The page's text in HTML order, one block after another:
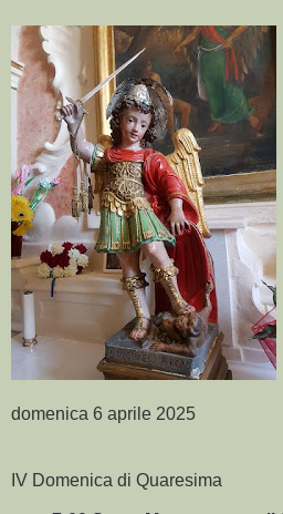
domenica 6 aprile 2025
IV Domenica di Quaresima